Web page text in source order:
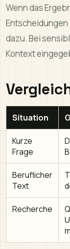
Wenn das
dazu. Bei
Kontext
Situation
Kurze
Frage
Beruflicher
Text
Recherche